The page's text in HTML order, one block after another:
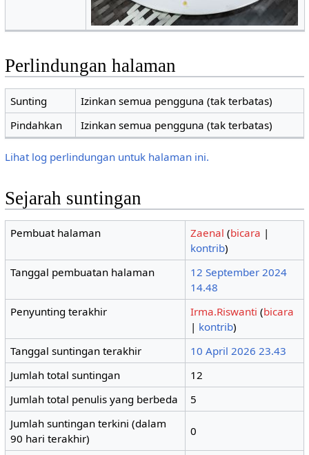
Perlindungan halaman
Sunting
Izinkan semua pengguna (tak terbatas)
Pindahkan
Izinkan semua pengguna (tak terbatas)
Lihat log perlindungan untuk halaman ini.
Sejarah suntingan
Pembuat halaman Zaenal (bicara |
kontrib)
Tanggal pembuatan halaman
12 September 2024
14.48
Penyunting terakhir
Irma.Riswanti (bicara
| kontrib)
Tanggal suntingan terakhir
10 April 2026 23.43
Jumlah total suntingan
12
Jumlah total penulis yang berbeda
5
Jumlah suntingan terkini (dalam
90 hari terakhir)
0